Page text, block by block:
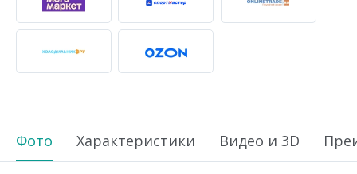
Фото Характеристики Видео и 3D